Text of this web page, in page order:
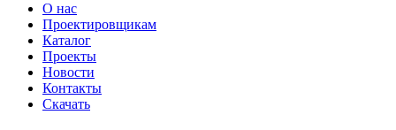
О нас
Проектировщикам
Каталог
Проекты
Новости
Контакты
Скачать